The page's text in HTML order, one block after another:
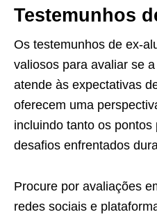
Testemunhos
Os testemunhos de ex-
valiosos para avaliar se
atende às expectativas
oferecem uma
incluindo tanto os
desafios enfrentados
Procure por avaliações
redes sociais e